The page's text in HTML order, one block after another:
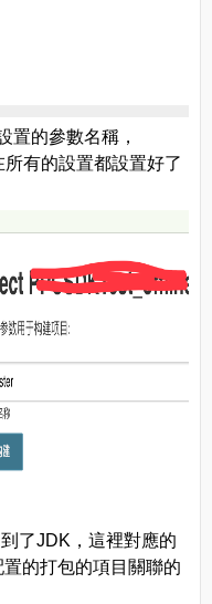
置的參數名稱，
有的設置都設置好了
了JDK，這裡對應的
的打包的項目關聯的